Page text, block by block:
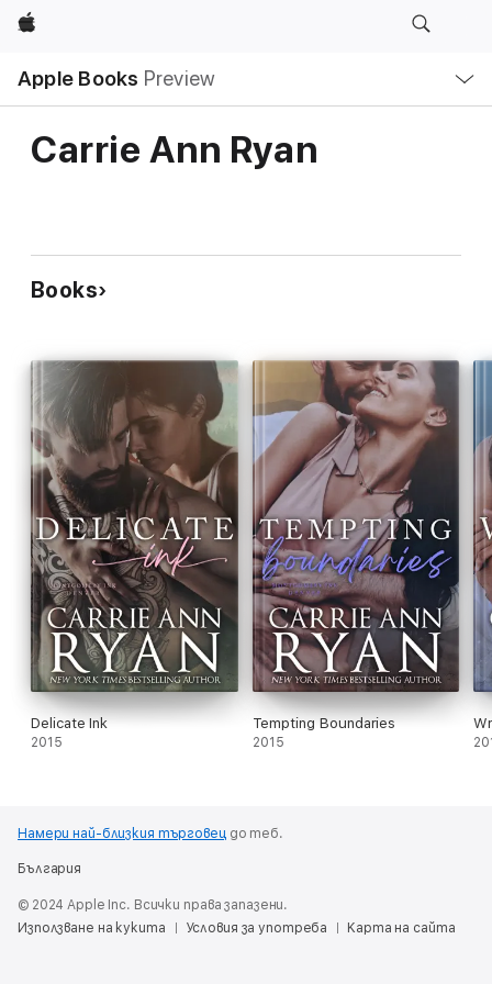
Apple
Apple Books Preview
Nav
Open
Menu
Carrie Ann Ryan
Books
Delicate Ink
2015
Tempting Boundaries
2015
Намери най-близкия търговецдо теб.
България
© 2024 Apple Inc. Всички права запазени.
Използване на кукита
Условия за употреба Карта на сайта